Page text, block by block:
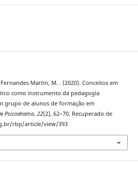
Martin, M. . (2020). Conceitos em
como instrumento da pedagogia
grupo de alunos de formação em
Psicodrama, 22(2), 62–70. Recuperado de
rbp/article/view/393